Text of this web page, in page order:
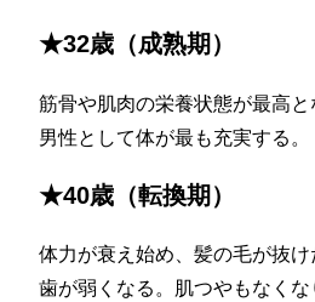
★32歳（成熟期）
筋骨や肌肉の栄養状態が最高と
男性として体が最も充実する。
★40歳（転換期）
体力が衰え始め、髪の毛が抜け
歯が弱くなる。肌つやもなくな